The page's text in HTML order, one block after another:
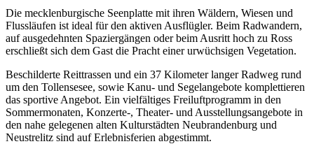
Die mecklenburgische Seenplatte mit ihren Wäldern, Wiesen und
Flussläufen ist ideal für den aktiven Ausflügler. Beim Radwandern,
auf ausgedehnten Spaziergängen oder beim Ausritt hoch zu Ross
erschließt sich dem Gast die Pracht einer urwüchsigen Vegetation.
Beschilderte Reittrassen und ein 37 Kilometer langer Radweg rund
um den Tollensesee, sowie Kanu- und Segelangebote komplettieren
das sportive Angebot. Ein vielfältiges Freiluftprogramm in den
Sommermonaten, Konzerte-, Theater- und Ausstellungsangebote in
den nahe gelegenen alten Kulturstädten Neubrandenburg und
Neustrelitz sind auf Erlebnisferien abgestimmt.